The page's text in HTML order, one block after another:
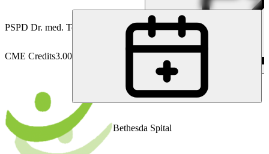
CME Credits3.00
PS PD Dr. med. Tobias Schneider
Bethesda Spital